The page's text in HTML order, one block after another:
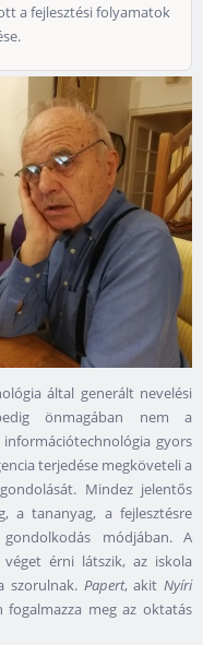
a fejlesztési folyamatok
által generált nevelési
önmagában nem a
gyors
terjedése megköveteli a
Mindez jelentős
a tananyag, a fejlesztésre
módjában. A
véget érni látszik, az iskola
szorulnak. Papert, akitNyíri
fogalmazza meg az oktatás